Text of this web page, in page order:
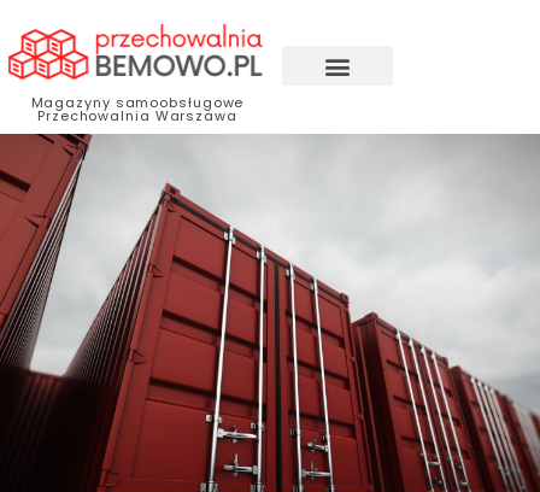
Magazyny samoobsługowe
Przechowalnia Warszawa